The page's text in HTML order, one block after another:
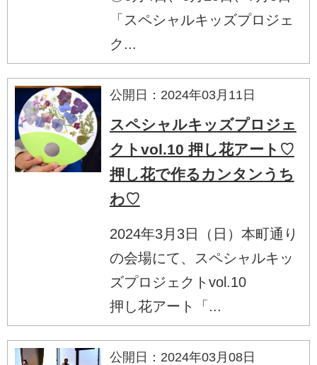
「スペシャルキッズプロジェ
ク...
公開日：2024年03月11日
スペシャルキッズプロジェ
クトvol.10 押し花アート♡
押し花で作るカンタンうち
わ♡
2024年3月3日（日）本町通り
の会場にて、スペシャルキッ
ズプロジェクトvol.10
押し花アート「...
公開日：2024年03月08日